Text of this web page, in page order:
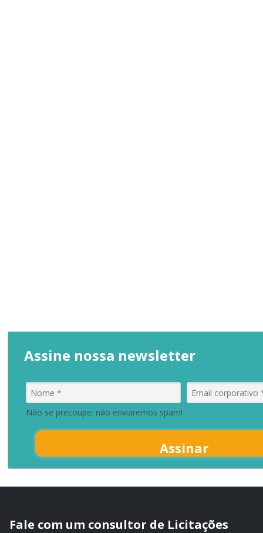
Assine nossa newsletter
Não se precoupe: não enviaremos spam!
Assinar
Fale com um consultor de Licitações